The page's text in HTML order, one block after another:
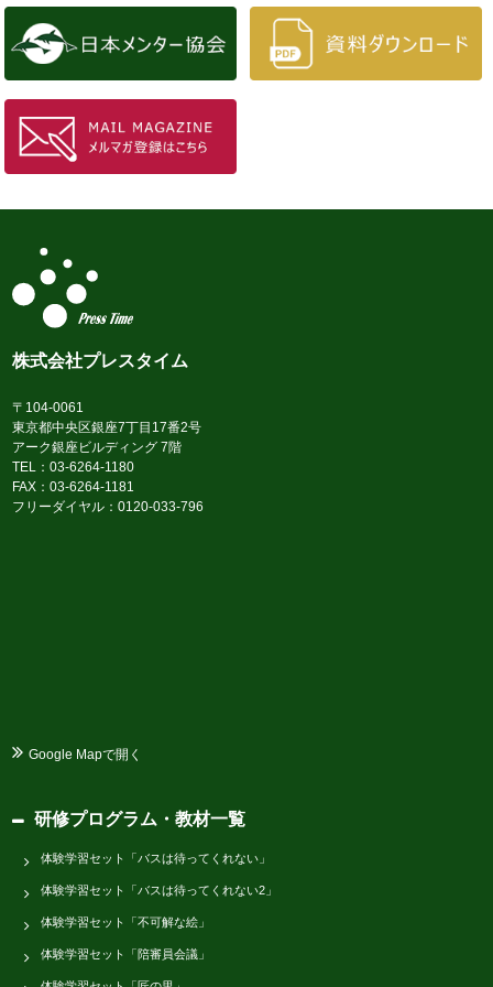
株式会社プレスタイム
〒104-0061
東京都中央区銀座7丁目17番2号
アーク銀座ビルディング 7階
TEL：03-6264-1180
FAX：03-6264-1181
フリーダイヤル：0120-033-796
Google Mapで開く
研修プログラム・教材一覧
体験学習セット「バスは待ってくれない」
体験学習セット「バスは待ってくれない2」
体験学習セット「不可解な絵」
体験学習セット「陪審員会議」